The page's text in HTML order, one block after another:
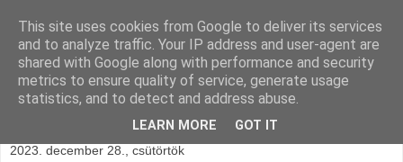
BLOGÁSZAT, napi
blogjava
2023. december 28., csütörtök
This site uses cookies from Google to deliver its services
and to analyze traffic. Your IP address and user-agent are
shared with Google along with performance and security
metrics to ensure quality of service, generate usage
statistics, and to detect and address abuse.
LEARN MORE GOT IT